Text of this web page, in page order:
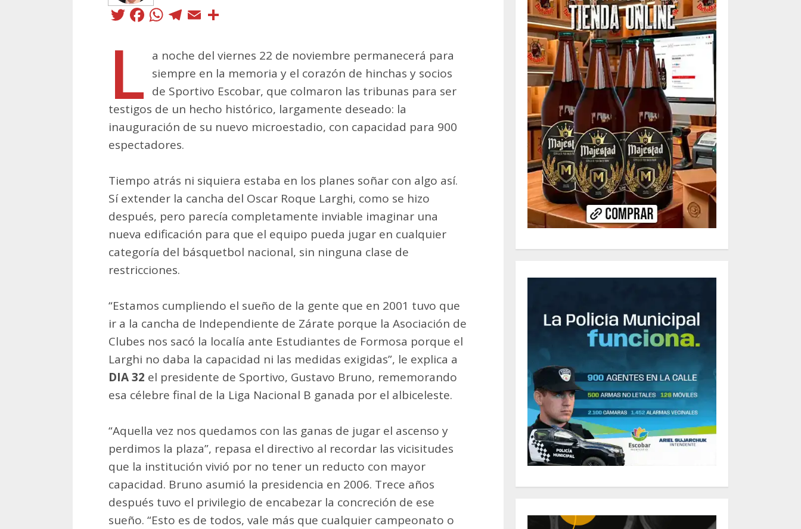
Twitter
Facebook
WhatsApp
Telegram
Email
L a noche del viernes 22 de noviembre permanecerá para
siempre en la memoria y el corazón de hinchas y socios
de Sportivo Escobar, que colmaron las tribunas para ser
testigos de un hecho histórico, largamente deseado: la
inauguración de su nuevo microestadio, con capacidad para 900
espectadores.
Tiempo atrás ni siquiera estaba en los planes soñar con algo así.
Sí extender la cancha del Oscar Roque Larghi, como se hizo
después, pero parecía completamente inviable imaginar una
nueva edificación para que el equipo pueda jugar en cualquier
categoría del básquetbol nacional, sin ninguna clase de
restricciones.
“Estamos cumpliendo el sueño de la gente que en 2001 tuvo que
ir a la cancha de Independiente de Zárate porque la Asociación de
Clubes nos sacó la localía ante Estudiantes de Formosa porque el
Larghi no daba la capacidad ni las medidas exigidas”, le explica a
DIA 32 el presidente de Sportivo, Gustavo Bruno, rememorando
esa célebre final de la Liga Nacional B ganada por el albiceleste.
“Aquella vez nos quedamos con las ganas de jugar el ascenso y
perdimos la plaza”, repasa el directivo al recordar las vicisitudes
que la institución vivió por no tener un reducto con mayor
capacidad. Bruno asumió la presidencia en 2006. Trece años
después tuvo el privilegio de encabezar la concreción de ese
sueño. “Esto es de todos, vale más que cualquier campeonato o